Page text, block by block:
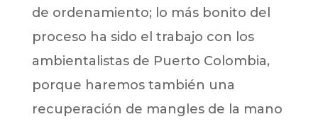
de ordenamiento; lo más bonito del
proceso ha sido el trabajo con los
ambientalistas de Puerto Colombia,
porque haremos también una
recuperación de mangles de la mano